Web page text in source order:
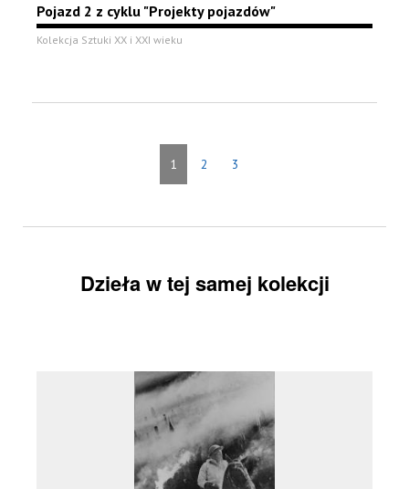
Pojazd 2 z cyklu "Projekty pojazdów"
Kolekcja Sztuki XX i XXI wieku
1 2 3
Dzieła w tej samej kolekcji